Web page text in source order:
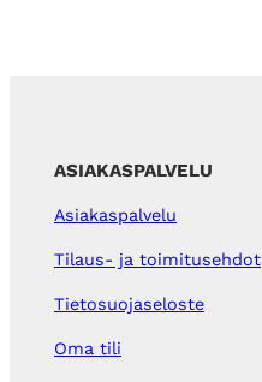
ASIAKASPALVELU
Asiakaspalvelu
Tilaus- ja toimitusehdot
Tietosuojaseloste
Oma tili